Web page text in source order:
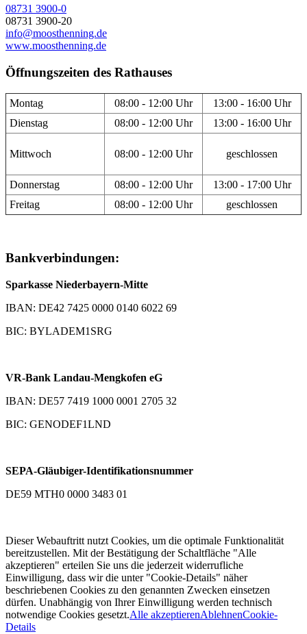
08731 3900-0
08731 3900-20
info@moosthenning.de
www.moosthenning.de
Öffnungszeiten des Rathauses
Montag 08:00 - 12:00 Uhr
13:00 - 16:00 Uhr
Dienstag
08:00 - 12:00 Uhr 13:00 - 16:00 Uhr
Mittwoch 08:00 - 12:00 Uhr geschlossen
Donnerstag 08:00 - 12:00 Uhr
13:00 - 17:00 Uhr
Freitag
08:00 - 12:00 Uhr geschlossen
Bankverbindungen:
Sparkasse Niederbayern-Mitte
IBAN: DE42 7425 0000 0140 6022 69
BIC: BYLADEM1SRG
VR-Bank Landau-Mengkofen eG
IBAN: DE57 7419 1000 0001 2705 32
BIC: GENODEF1LND
SEPA-Gläubiger-Identifikationsnummer
DE59 MTH0 0000 3483 01
Dieser Webauftritt nutzt Cookies, um die optimale Funktionalität
bereitzustellen. Mit der Bestätigung der Schaltfläche "Alle
akzeptieren" erteilen Sie uns die jederzeit widerrufliche
Einwilligung, dass wir die unter "Cookie-Details" näher
beschriebenen Cookies zu den genannten Zwecken einsetzen
dürfen. Unabhängig von Ihrer Einwilligung werden technisch
notwendige Cookies gesetzt.Alle akzeptierenAblehnenCookie-
Details